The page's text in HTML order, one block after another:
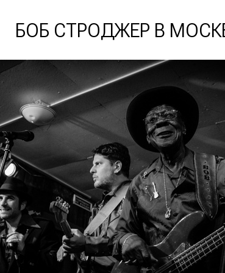
БОБ СТРОДЖЕР В